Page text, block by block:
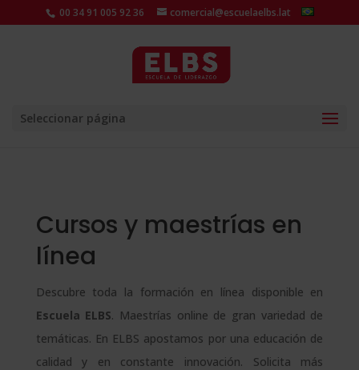
00 34 91 005 92 36 comercial@escuelaelbs.lat
Seleccionar página
Cursos y maestrías en
línea
Descubre toda la formación en línea disponible en
Escuela ELBS. Maestrías online de gran variedad de
temáticas. En ELBS apostamos por una educación de
calidad y en constante innovación. Solicita más